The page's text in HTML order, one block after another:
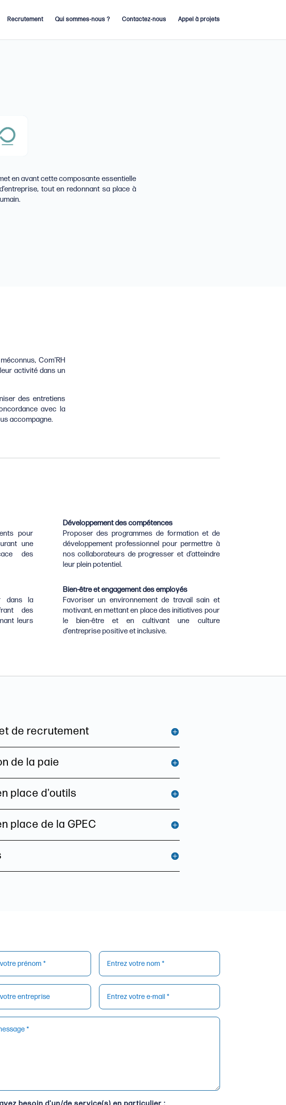
Recrutement Qui sommes-nous ? Contactez-nous Appel à projets
en avant cette composante essentielle
tout en redonnant sa place à
Com’RH
activité dans un
des entretiens
avec la
accompagne.
pour
une
des
dans la
des
leurs
Développement des compétences
Proposer des programmes de formation et de
développement professionnel pour permettre à
nos collaborateurs de progresser et d’atteindre
leur plein potentiel.
Bien-être et engagement des employés
Favoriser un environnement de travail sain et
motivant, en mettant en place des initiatives pour
le bien-être et en cultivant une culture
d’entreprise positive et inclusive.
de recrutement
de la paie
place d'outils
place de la GPEC